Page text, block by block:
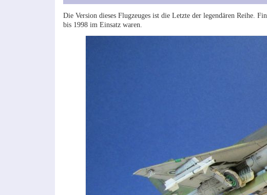
Die Version dieses Flugzeuges ist die Letzte der legendären Reihe.
bis 1998 im Einsatz waren.